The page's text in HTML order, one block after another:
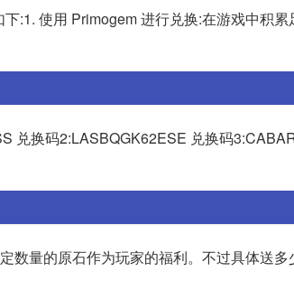
:1. 使用 Primogem 进行兑换:在游戏中积
兑换码2:LASBQGK62ESE 兑换码
数量的原石作为玩家的福利。不过具体送